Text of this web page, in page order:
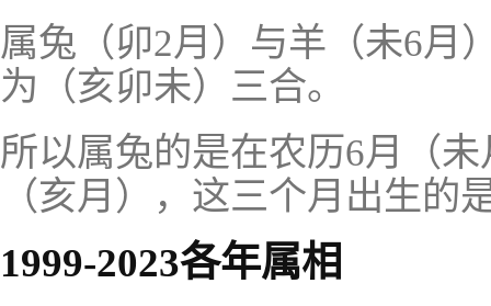
属兔（卯2月）与羊（未6月
为（亥卯未）三合。
所以属兔的是在农历6月（
（亥月），这三个月出生的
1999-2023各年属相